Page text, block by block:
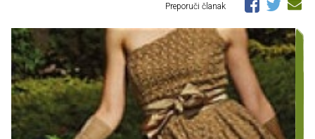
Preporuči članak